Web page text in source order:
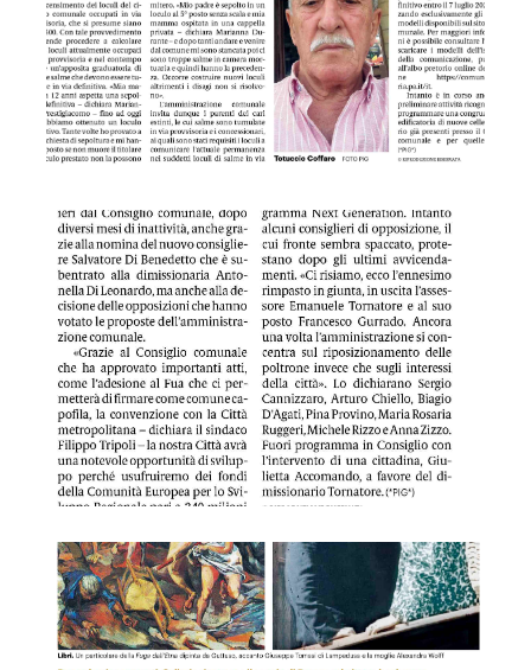
GDS 20/04/2023 Bagheria, il Comune acquisisce la
GDS 20/04/2023 Un viaggio nelle opera di Guttuso e